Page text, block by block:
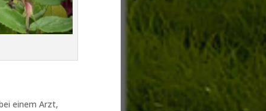
einem Arzt,